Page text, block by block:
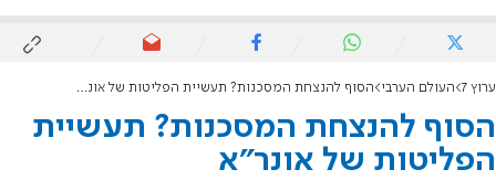
ערוץ 7 העולם הערבי הסוף להנצחת המסכנות? תעשיית הפליטות של אונר"א
הסוף להנצחת המסכנות? תעשיית
הפליטות של אונר"א